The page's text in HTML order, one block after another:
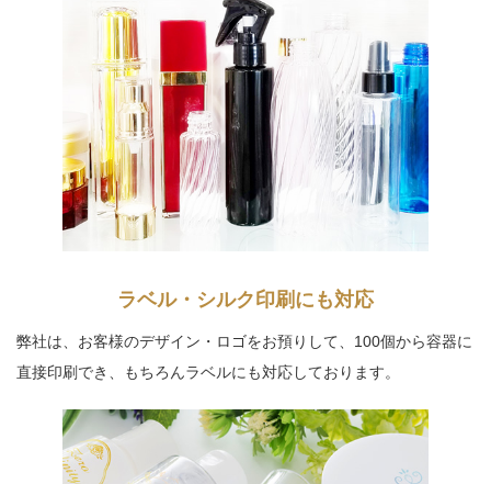
ラベル・シルク印刷 にも対応
弊社は、お客様のデザイン・ロゴをお預りして、 100個から容器に
直接印刷でき、
もちろんラベルにも対応しております。